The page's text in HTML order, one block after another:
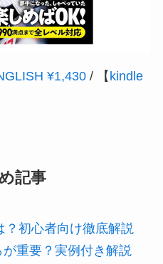
¥1,430/ 【 kindle
記事
？初心者向け徹底解説
重要？実例付き解説